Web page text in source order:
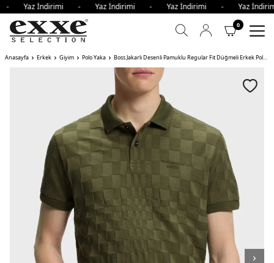
- Yaz İndirimi - Yaz İndirimi - Yaz İndirimi - Yaz
0
Anasayfa Erkek Giyim Polo Yaka Boss Jakarlı Desenli Pamuklu Regular Fit Düğmeli Erkek Polo HAKİ